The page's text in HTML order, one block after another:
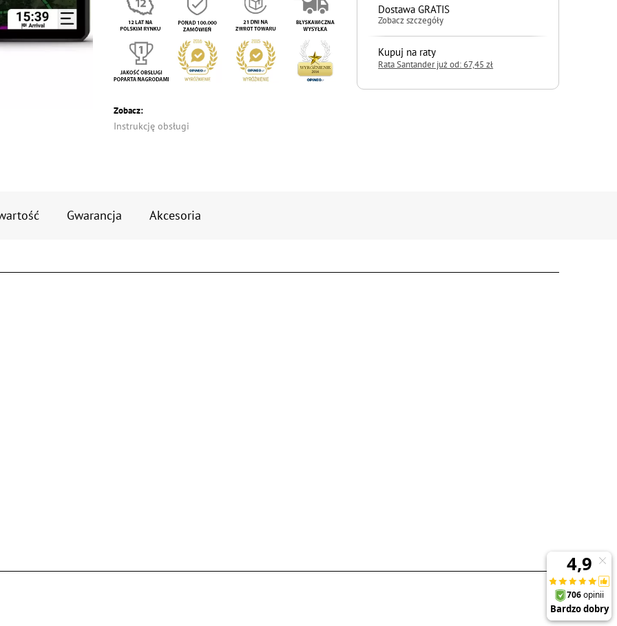
Zobacz:
Instrukcję obsługi
Dostawa GRATIS
Zobacz szczegóły
Kupuj na raty
Rata Santander już od: 67,45 zł
Gwarancja Akcesoria